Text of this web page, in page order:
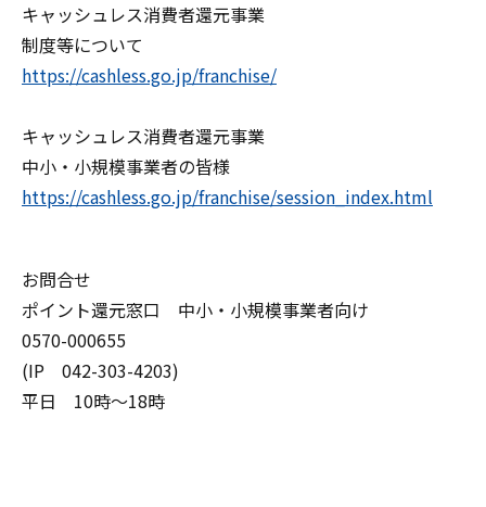
キャッシュレス消費者還元事業
制度等について
https://cashless.go.jp/franchise/
キャッシュレス消費者還元事業
中小・小規模事業者の皆様
https://cashless.go.jp/franchise/session_index.html
お問合せ
ポイント還元窓口 中小・小規模事業者向け
0570-000655
(IP 042-303-4203)
平日 10時～18時